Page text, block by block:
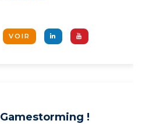
VOIR
Gamestorming !